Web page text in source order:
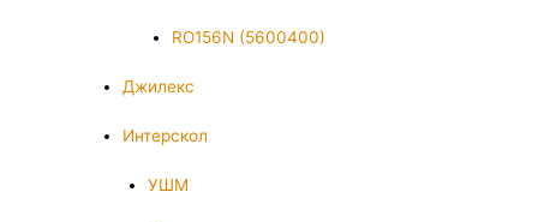
RO156N (5600400)
Джилекс
Интерскол
УШМ